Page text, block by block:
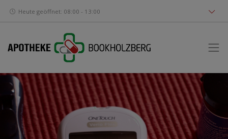
Heute geöffnet: 08:00 - 13:00